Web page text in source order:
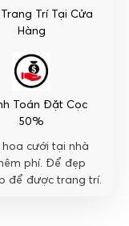
Trí Tại Cửa
Hàng
Toán Đặt Cọc
50%
cưới tại nhà
phí. Để đẹp
để được trang trí.